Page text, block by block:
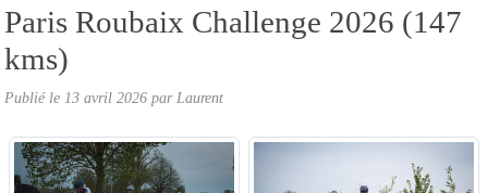
Paris Roubaix Challenge 2026 (147
kms)
Publié le 13 avril 2026 par Laurent